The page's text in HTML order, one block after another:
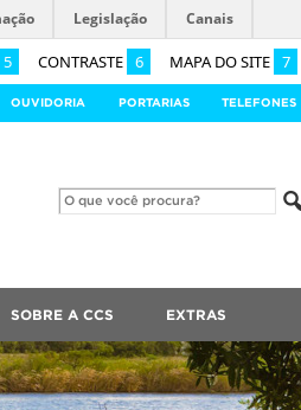
5 CONTRASTE 6 MAPA DO SITE 7
Legislação Canais
OUVIDORIA PORTARIAS TELEFONES
SOBRE A CCS EXTRAS